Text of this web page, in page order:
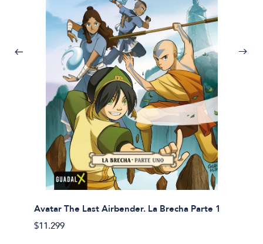
Avatar The Last Airbender. La Brecha Parte 1
$11.299